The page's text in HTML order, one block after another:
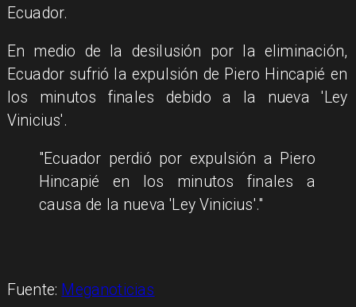
Ecuador.
En medio de la desilusión por la eliminación,
Ecuador sufrió la expulsión de Piero Hincapié en
los minutos finales debido a la nueva 'Ley
Vinicius'.
"Ecuador perdió por expulsión a Piero
Hincapié en los minutos finales a
causa de la nueva 'Ley Vinicius'."
Fuente: Meganoticias